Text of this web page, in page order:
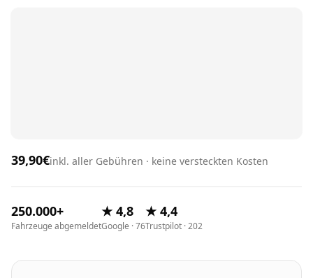
39,90€inkl. aller Gebühren · keine versteckten Kosten
250.000+
Fahrzeuge abgemeldet
★ 4,8
Google · 76
★ 4,4
Trustpilot · 202